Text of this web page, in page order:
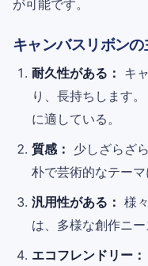
が可能です。
キャンバスリボン
耐久性がある： キ
り、長持ちします。
に適している。
質感： 少しざらざ
朴で芸術的なテーマ
汎用性がある： 様
は、多様な創作ニー
エコフレンドリー：